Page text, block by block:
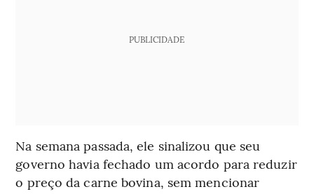
PUBLICIDADE
Na semana passada, ele sinalizou que seu
governo havia fechado um acordo para reduzir
o preço da carne bovina, sem mencionar